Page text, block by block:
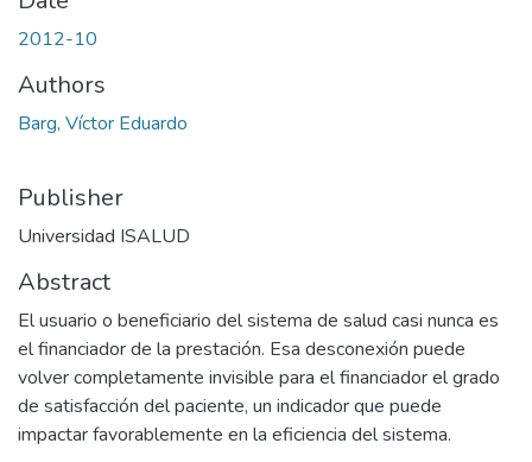
2012-10
Authors
Barg, Víctor Eduardo
Publisher
Universidad ISALUD
Abstract
El usuario o beneficiario del sistema de salud casi nunca es
el financiador de la prestación. Esa desconexión puede
volver completamente invisible para el financiador el grado
de satisfacción del paciente, un indicador que puede
impactar favorablemente en la eficiencia del sistema.